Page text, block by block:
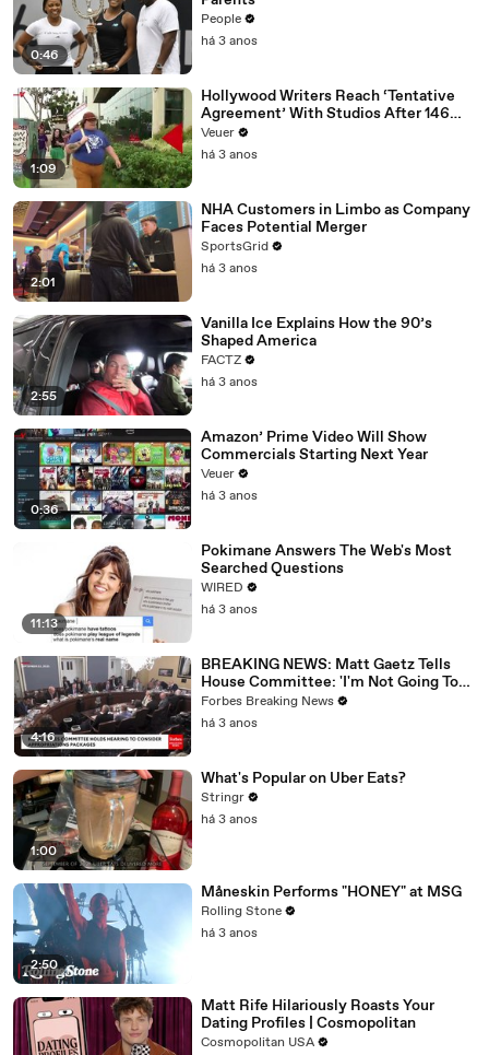
0:46
People
há 3 anos
1:09
Hollywood Writers Reach ‘Tentative
Agreement’ With Studios After 146
Day Strike
Veuer
há 3 anos
2:01
NHA Customers in Limbo as Company
Faces Potential Merger
SportsGrid
há 3 anos
2:55
Vanilla Ice Explains How the 90’s
Shaped America
FACTZ
há 3 anos
0:36
Amazon’ Prime Video Will Show
Commercials Starting Next Year
Veuer
há 3 anos
11:13
Pokimane Answers The Web's Most
Searched Questions
WIRED
há 3 anos
4:16
BREAKING NEWS: Matt Gaetz Tells
House Committee: 'I'm Not Going To
Vote For A Continuing Resolution'
Forbes Breaking News
há 3 anos
1:00
What's Popular on Uber Eats?
Stringr
há 3 anos
2:50
Måneskin Performs "HONEY" at MSG
Rolling Stone
há 3 anos
Matt Rife Hilariously Roasts Your
Dating Profiles | Cosmopolitan
Cosmopolitan USA